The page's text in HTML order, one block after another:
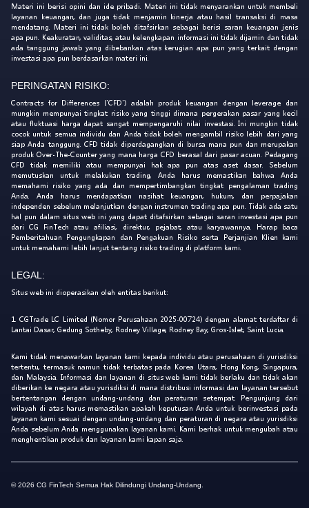
Materi ini berisi opini dan ide pribadi. Materi ini tidak menyarankan untuk membeli
layanan keuangan, dan juga tidak menjamin kinerja atau hasil transaksi di masa
mendatang. Materi ini tidak boleh ditafsirkan sebagai berisi saran keuangan jenis
apa pun. Keakuratan, validitas, atau kelengkapan informasi ini tidak dijamin dan tidak
ada tanggung jawab yang dibebankan atas kerugian apa pun yang terkait dengan
investasi apa pun berdasarkan materi ini.
PERINGATAN RISIKO:
Contracts for Differences ('CFD') adalah produk keuangan dengan leverage dan
mungkin mempunyai tingkat risiko yang tinggi dimana pergerakan pasar yang kecil
atau fluktuasi harga dapat sangat mempengaruhi nilai investasi. Ini mungkin tidak
cocok untuk semua individu dan Anda tidak boleh mengambil risiko lebih dari yang
siap Anda tanggung. CFD tidak diperdagangkan di bursa mana pun dan merupakan
produk Over-The-Counter yang mana harga CFD berasal dari pasar acuan. Pedagang
CFD tidak memiliki atau mempunyai hak apa pun atas aset dasar. Sebelum
memutuskan untuk melakukan trading, Anda harus memastikan bahwa Anda
memahami risiko yang ada dan mempertimbangkan tingkat pengalaman trading
Anda. Anda harus mendapatkan nasihat keuangan, hukum, dan perpajakan
independen sebelum melanjutkan dengan instrumen trading apa pun. Tidak ada satu
hal pun dalam situs web ini yang dapat ditafsirkan sebagai saran investasi apa pun
dari CG FinTech atau afiliasi, direktur, pejabat, atau karyawannya. Harap baca
Pemberitahuan Pengungkapan dan Pengakuan Risiko serta Perjanjian Klien kami
untuk memahami lebih lanjut tentang risiko trading di platform kami.
LEGAL:
Situs web ini dioperasikan oleh entitas berikut:
1. CGTrade LC Limited (Nomor Perusahaan 2025-00724) dengan alamat terdaftar di
Lantai Dasar, Gedung Sotheby, Rodney Village, Rodney Bay, Gros-Islet, Saint Lucia.
Kami tidak menawarkan layanan kami kepada individu atau perusahaan di yurisdiksi
tertentu, termasuk namun tidak terbatas pada Korea Utara, Hong Kong, Singapura,
dan Malaysia. Informasi dan layanan di situs web kami tidak berlaku dan tidak akan
diberikan ke negara atau yurisdiksi di mana distribusi informasi dan layanan tersebut
bertentangan dengan undang-undang dan peraturan setempat. Pengunjung dari
wilayah di atas harus memastikan apakah keputusan Anda untuk berinvestasi pada
layanan kami sesuai dengan undang-undang dan peraturan di negara atau yurisdiksi
Anda sebelum Anda menggunakan layanan kami. Kami berhak untuk mengubah atau
menghentikan produk dan layanan kami kapan saja.
© 2026 CG FinTech Semua Hak Dilindungi Undang-Undang.